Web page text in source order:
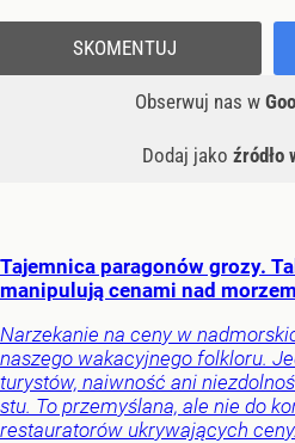
Obserwuj nas w
Dodaj jako źródło
SKOMENTUJ
Tajemnica paragonów grozy.
manipulują cenami nad morzem
Narzekanie na ceny w
naszego wakacyjnego folkloru.
turystów, naiwność ani
stu. To przemyślana, ale nie do
restauratorów ukrywających ceny.